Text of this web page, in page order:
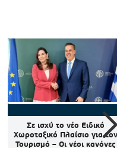
Σε ισχύ το νέο Ειδικό
Χωροταξικό Πλαίσιο για
Τουρισμό – Οι νέοι κανόνες